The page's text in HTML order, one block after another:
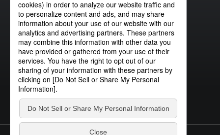
サイトマップ グローバルプライバシーポリシー
クッキーポリシーサイトポリシーお問い合わせ